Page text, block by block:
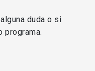
duda o si
programa.